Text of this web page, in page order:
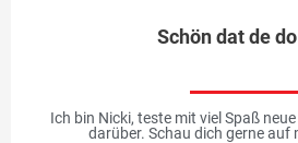
Schön dat de
Ich bin Nicki, teste mit viel Spaß
darüber. Schau dich gerne auf